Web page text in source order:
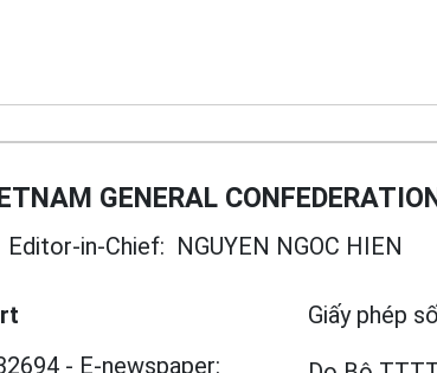
GENERAL
Editor-in-Chief: NGUYEN NGOC HIEN
- E-newspaper:
Giấy phép